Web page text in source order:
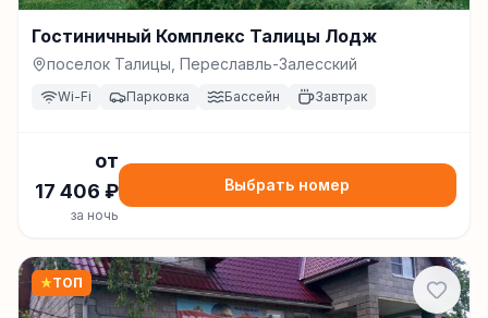
Гостиничный Комплекс Талицы Лодж
поселок Талицы, Переславль-Залесский
Wi-Fi Парковка Бассейн Завтрак
от
17 406 ₽
за ночь
Выбрать номер
★ТОП